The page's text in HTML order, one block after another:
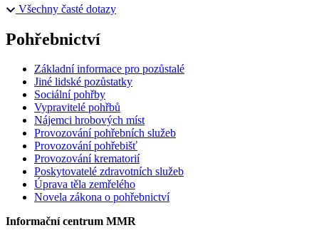
Všechny časté dotazy
Pohřebnictví
Základní informace pro pozůstalé
Jiné lidské pozůstatky
Sociální pohřby
Vypravitelé pohřbů
Nájemci hrobových míst
Provozování pohřebních služeb
Provozování pohřebišť
Provozování krematorií
Poskytovatelé zdravotních služeb
Úprava těla zemřelého
Novela zákona o pohřebnictví
Informační centrum MMR